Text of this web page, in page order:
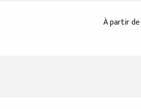
À partir de